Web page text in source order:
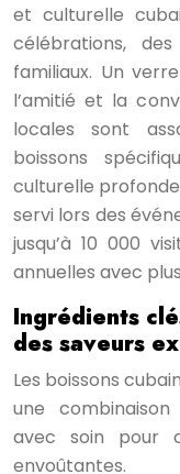
et culturelle
célébrations,
familiaux. Un
l’amitié et la
locales sont
boissons
culturelle
servi lors des
jusqu’à 10 000
annuelles avec
Ingrédients
des saveurs
Les boissons
une combinaison
avec soin pour
envoûtantes.